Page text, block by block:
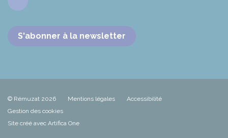
Facebook
S'abonner à la newsletter
© Rémuzat 2026 Mentions légales
Accessibilité
Gestion des cookies
Site créé avec Artifica One